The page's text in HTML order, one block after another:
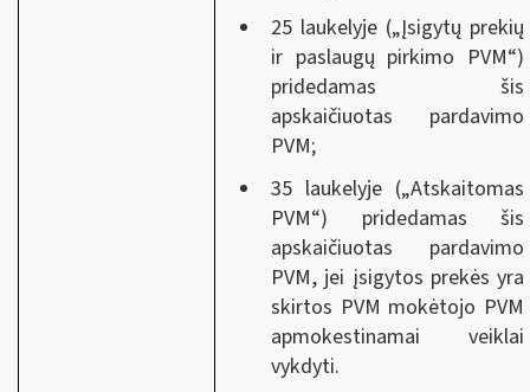
25 laukelyje („Įsigytų prekių
ir paslaugų pirkimo PVM“)
pridedamas šis
apskaičiuotas pardavimo
PVM;
35 laukelyje („Atskaitomas
PVM“) pridedamas šis
apskaičiuotas pardavimo
PVM, jei įsigytos prekės yra
skirtos PVM mokėtojo PVM
apmokestinamai veiklai
vykdyti.